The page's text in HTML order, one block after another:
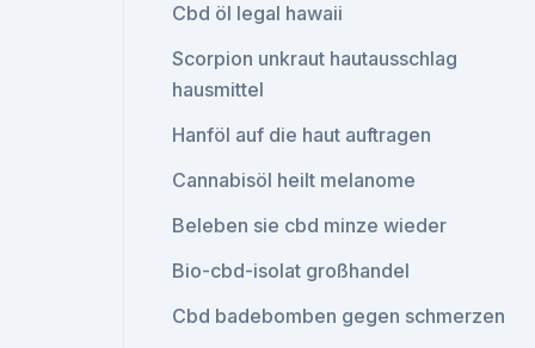
Cbd öl legal hawaii
Scorpion unkraut hautausschlag
hausmittel
Hanföl auf die haut auftragen
Cannabisöl heilt melanome
Beleben sie cbd minze wieder
Bio-cbd-isolat großhandel
Cbd badebomben gegen schmerzen